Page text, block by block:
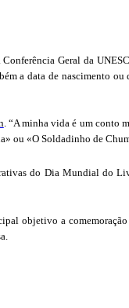
Geral da
a data de nascimento
. “A minha vida é um conto
ou «O Soldadinho de
do Dia Mundial do
objetivo a